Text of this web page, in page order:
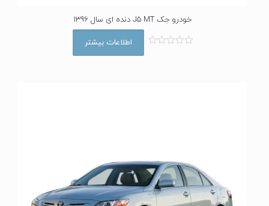
خودرو جک J5 MT دنده ای سال 1396
اطلاعات بیشتر